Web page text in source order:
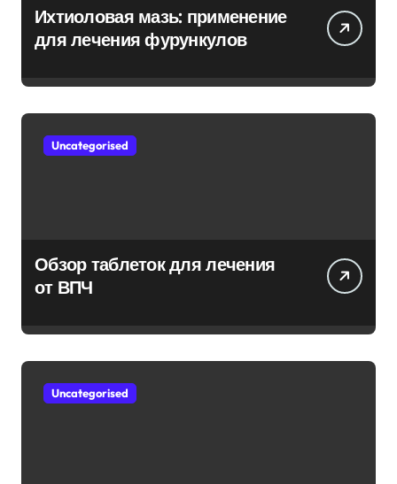
Ихтиоловая мазь: применение
для лечения фурункулов
Uncategorised
Обзор таблеток для лечения
от ВПЧ
Uncategorised